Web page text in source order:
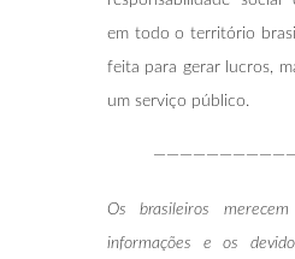
em todo o território
feita para gerar lucros,
um serviço público.
Os brasileiros
informações e os